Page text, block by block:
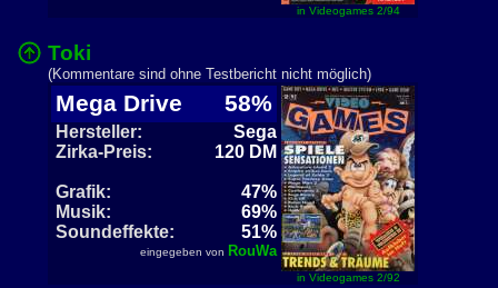
in Videogames 2/94
Toki
(Kommentare sind ohne Testbericht nicht möglich)
Mega Drive 58%
Hersteller:
Sega
Zirka-Preis:
120 DM
Grafik:
47%
Musik:
69%
Soundeffekte:
51%
eingegeben von RouWa
in Videogames 2/92